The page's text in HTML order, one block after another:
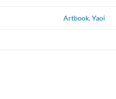
Artbook,Yaoi